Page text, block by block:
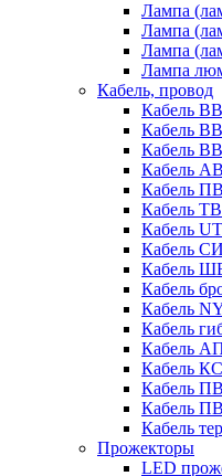
Лампа
Лампа
Лампа
Лампа
Кабель, провод
Кабель
Кабель
Кабель
Кабель
Кабель
Кабель
Кабель
Кабель
Кабель
Кабель
Кабель
Кабель
Кабель
Кабель
Кабель
Кабель
Кабель
Прожекторы
LED